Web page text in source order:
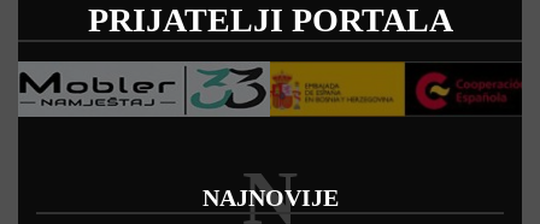
PRIJATELJI PORTALA
NAJNOVIJE
N